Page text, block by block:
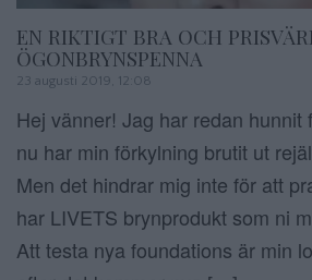
EN RIKTIGT BRA OCH
ÖGONBRYNSPENNA
23 augusti 2019, 12:08
Hej vänner! Jag har redan hunnit
nu har min förkylning brutit ut
Men det hindrar mig inte för att
har LIVETS brynprodukt som ni
Att testa nya foundations är min